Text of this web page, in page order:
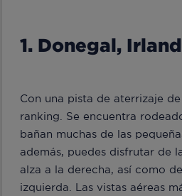
1. Donegal,
Con una pista de aterrizaje
ranking. Se encuentra
bañan muchas de las
además, puedes disfrutar de
alza a la derecha, así como
izquierda. Las vistas aéreas